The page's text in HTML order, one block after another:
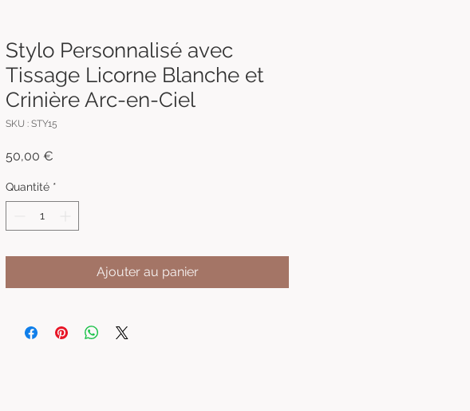
Stylo Personnalisé avec
Tissage Licorne Blanche et
Crinière Arc-en-Ciel
SKU : STY15
50,00 €
Quantité *
Ajouter au panier